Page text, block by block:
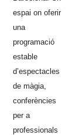
espai on oferir
una
programació
estable
d’espectacles
de màgia,
conferències
per a
professionals